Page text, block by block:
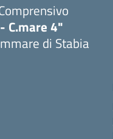
C.mare 4"
di Stabia